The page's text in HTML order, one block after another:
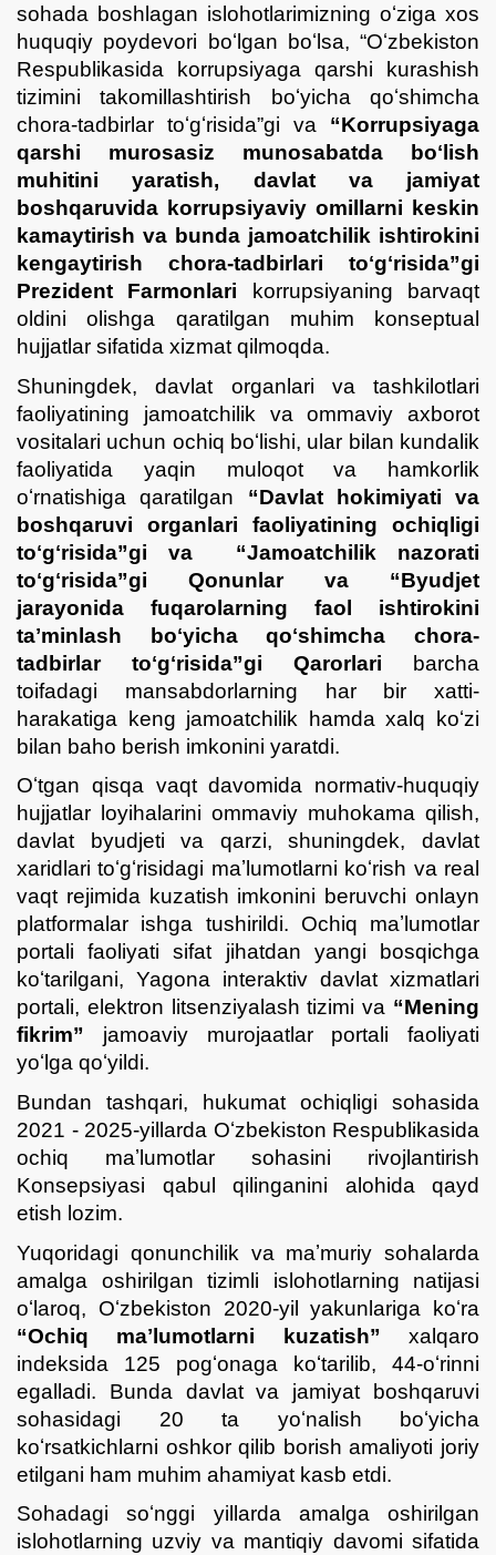
sohada boshlagan islohotlarimizning oʻziga xos
huquqiy poydevori boʻlgan boʻlsa, “Oʻzbekiston
Respublikasida korrupsiyaga qarshi kurashish
tizimini takomillashtirish boʻyicha qoʻshimcha
chora-tadbirlar toʻgʻrisida”gi va “Korrupsiyaga
qarshi murosasiz munosabatda boʻlish
muhitini yaratish, davlat va jamiyat
boshqaruvida korrupsiyaviy omillarni keskin
kamaytirish va bunda jamoatchilik ishtirokini
kengaytirish chora-tadbirlari toʻgʻrisida”gi
Prezident Farmonlari korrupsiyaning barvaqt
oldini olishga qaratilgan muhim konseptual
hujjatlar sifatida xizmat qilmoqda.
Shuningdek, davlat organlari va tashkilotlari
faoliyatining jamoatchilik va ommaviy axborot
vositalari uchun ochiq boʻlishi, ular bilan kundalik
faoliyatida yaqin muloqot va hamkorlik
oʻrnatishiga qaratilgan “Davlat hokimiyati va
boshqaruvi organlari faoliyatining ochiqligi
toʻgʻrisida”gi va “Jamoatchilik nazorati
toʻgʻrisida”gi Qonunlar va “Byudjet
jarayonida fuqarolarning faol ishtirokini
taʼminlash boʻyicha qoʻshimcha chora-
tadbirlar toʻgʻrisida”gi Qarorlari barcha
toifadagi mansabdorlarning har bir xatti-
harakatiga keng jamoatchilik hamda xalq koʻzi
bilan baho berish imkonini yaratdi.
Oʻtgan qisqa vaqt davomida normativ-huquqiy
hujjatlar loyihalarini ommaviy muhokama qilish,
davlat byudjeti va qarzi, shuningdek, davlat
xaridlari toʻgʻrisidagi maʼlumotlarni koʻrish va real
vaqt rejimida kuzatish imkonini beruvchi onlayn
platformalar ishga tushirildi. Ochiq maʼlumotlar
portali faoliyati sifat jihatdan yangi bosqichga
koʻtarilgani, Yagona interaktiv davlat xizmatlari
portali, elektron litsenziyalash tizimi va “Mening
fikrim” jamoaviy murojaatlar portali faoliyati
yoʻlga qoʻyildi.
Bundan tashqari, hukumat ochiqligi sohasida
2021 - 2025-yillarda Oʻzbekiston Respublikasida
ochiq maʼlumotlar sohasini rivojlantirish
Konsepsiyasi qabul qilinganini alohida qayd
etish lozim.
Yuqoridagi qonunchilik va maʼmuriy sohalarda
amalga oshirilgan tizimli islohotlarning natijasi
oʻlaroq, Oʻzbekiston 2020-yil yakunlariga koʻra
“Ochiq maʼlumotlarni kuzatish” xalqaro
indeksida 125 pogʻonaga koʻtarilib, 44-oʻrinni
egalladi. Bunda davlat va jamiyat boshqaruvi
sohasidagi 20 ta yoʻnalish boʻyicha
koʻrsatkichlarni oshkor qilib borish amaliyoti joriy
etilgani ham muhim ahamiyat kasb etdi.
Sohadagi soʻnggi yillarda amalga oshirilgan
islohotlarning uzviy va mantiqiy davomi sifatida